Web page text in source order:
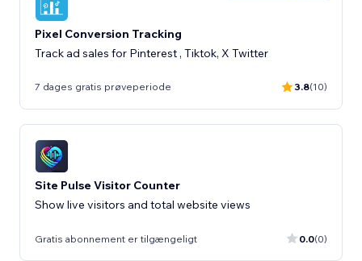
Pixel Conversion Tracking
Track ad sales for Pinterest , Tiktok, X Twitter
7 dages gratis prøveperiode 3.8(10)
Site Pulse Visitor Counter
Show live visitors and total website views
Gratis abonnement er tilgængeligt 0.0(0)